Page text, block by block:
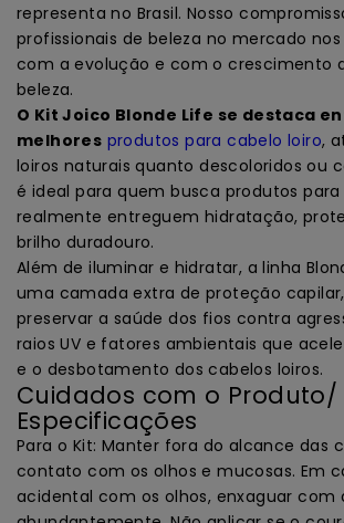
representa no Brasil. Nosso
profissionais de beleza no mercado
com a evolução e com o crescimento
beleza.
O Kit Joico Blonde Life se destaca
melhores produtos para cabelo loiro,
loiros naturais quanto descoloridos ou
é ideal para quem busca produtos
realmente entreguem hidratação,
brilho duradouro.
Além de iluminar e hidratar, a linha
uma camada extra de proteção
preservar a saúde dos fios contra
raios UV e fatores ambientais que
e o desbotamento dos cabelos loiros.
Cuidados com o Produto/
Especificações
Para o Kit: Manter fora do alcance das
contato com os olhos e mucosas. Em
acidental com os olhos, enxaguar com